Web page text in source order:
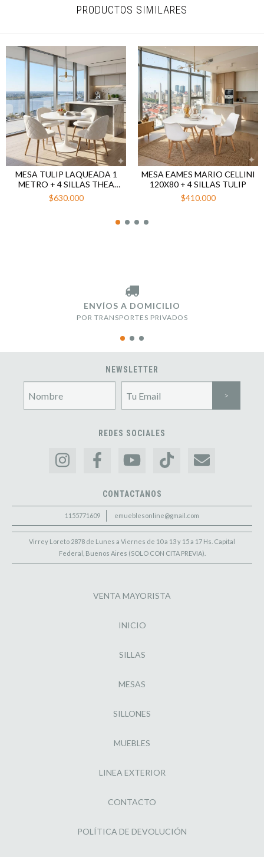
PRODUCTOS SIMILARES
MESA TULIP LAQUEADA 1
METRO + 4 SILLAS THEA
PANA BEIGE
$630.000
MESA EAMES MARIO CELLINI
120X80 + 4 SILLAS TULIP
$410.000
ENVÍOS A DOMICILIO
POR TRANSPORTES PRIVADOS
NEWSLETTER
REDES SOCIALES
CONTACTANOS
1155771609 emueblesonline@gmail.com
Virrey Loreto 2878 de Lunes a Viernes de 10 a 13 y 15 a 17 Hs. Capital
Federal, Buenos Aires (SOLO CON CITA PREVIA).
VENTA MAYORISTA
INICIO
SILLAS
MESAS
SILLONES
MUEBLES
LINEA EXTERIOR
CONTACTO
POLÍTICA DE DEVOLUCIÓN